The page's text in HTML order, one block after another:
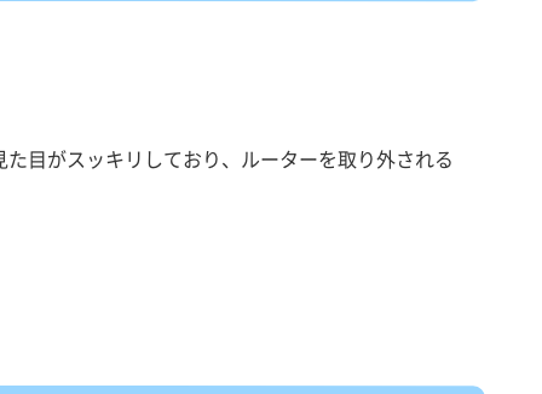
目がスッキリしており、ルーターを取り外される